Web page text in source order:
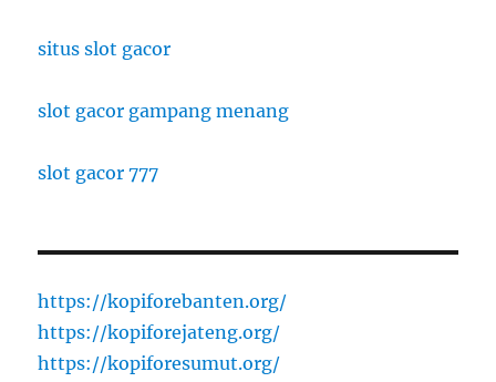
situs slot gacor
slot gacor gampang menang
slot gacor 777
https://kopiforebanten.org/
https://kopiforejateng.org/
https://kopiforesumut.org/